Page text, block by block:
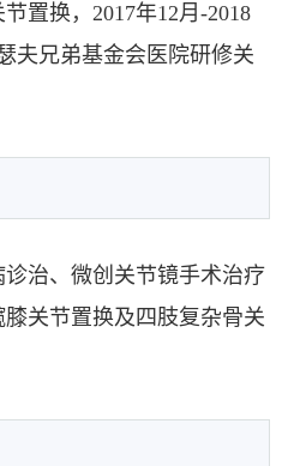
置换，2017年12月-2018
夫兄弟基金会医院研修关
治、微创关节镜手术治疗
关节置换及四肢复杂骨关